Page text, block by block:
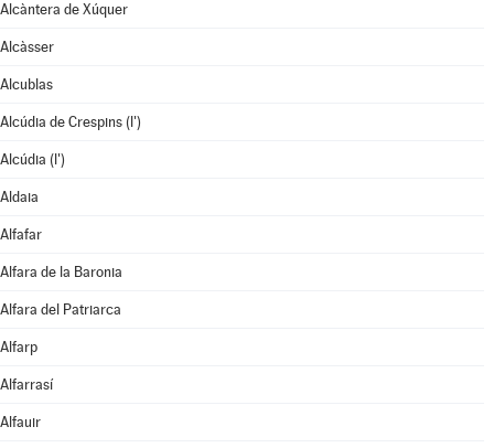
Alcàntera de Xúquer
Alcàsser
Alcublas
Alcúdia de Crespins (l')
Alcúdia (l')
Aldaia
Alfafar
Alfara de la Baronia
Alfara del Patriarca
Alfarp
Alfarrasí
Alfauir